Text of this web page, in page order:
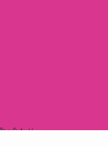
い合わせ